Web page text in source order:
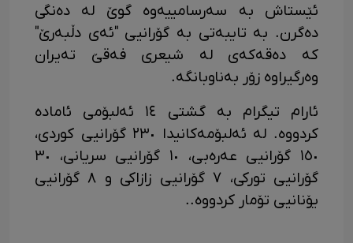
ئێستاش بە سەرسامییەوە گوێ لە دەنگی
دەگرن. بە تایبەتی بە گۆرانیی "ئەی دڵبەرێ"
کە دەقەکەی لە شیعری فەقێ تەیران
وەرگیراوە زۆر بەناوبانگە.
ئارام تیگرام بە گشتی ١٤ ئەلبۆمی ئامادە
کردووە. لە ئەلبۆمەکانیدا ٢٣٠ گۆرانیی کوردی،
١٥٠ گۆرانیی عەرەبی، ١٠ گۆرانیی سریانی، ٣٠
گۆرانیی تورکی، ٧ گۆرانیی زازاکی و ٨ گۆرانیی
یۆنانیی تۆمار کردووە..